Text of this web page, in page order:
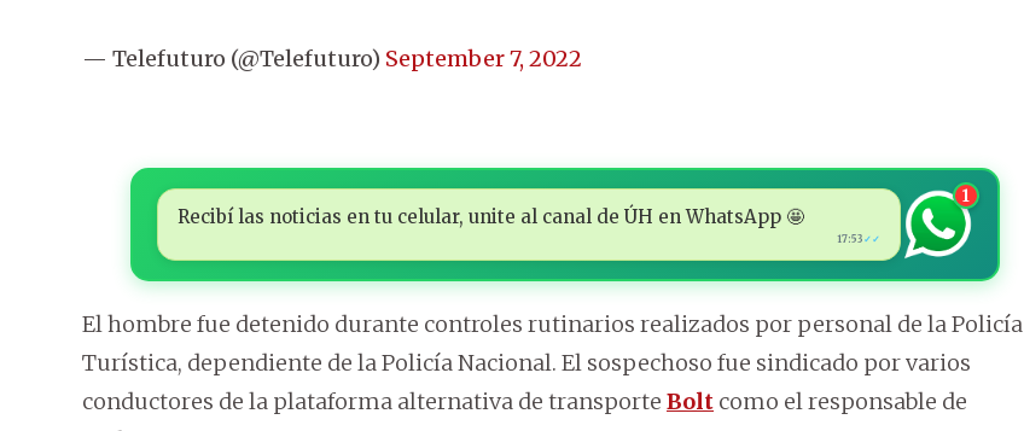
— Telefuturo (@Telefuturo) September 7, 2022
Recibí las noticias en tu celular, unite al canal de ÚH en WhatsApp 🤩
17:53 ✓✓
1
El hombre fue detenido durante controles rutinarios realizados por personal de la Policía
Turística, dependiente de la Policía Nacional. El sospechoso fue sindicado por varios
conductores de la plataforma alternativa de transporte Bolt como el responsable de